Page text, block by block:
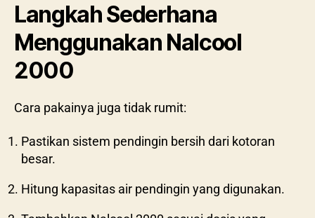
Langkah Sederhana
Menggunakan Nalcool
2000
Cara pakainya juga tidak rumit:
Pastikan sistem pendingin bersih dari kotoran
besar.
Hitung kapasitas air pendingin yang digunakan.